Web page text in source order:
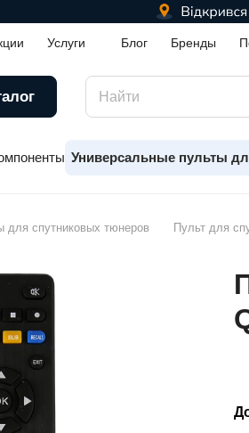
Услуги Блог Бренды
Универсальные пульты
для спутниковых тюнеров Пульт для